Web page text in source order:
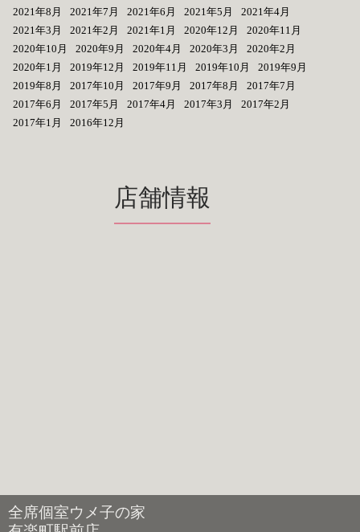
2021年8月 2021年7月 2021年6月 2021年5月
2021年4月
2021年3月
2021年2月 2021年1月 2020年12月
2020年11月
2020年10月
2020年9月 2020年4月 2020年3月
2020年2月
2020年1月
2019年12月 2019年11月 2019年10月
2019年9月
2019年8月
2017年10月 2017年9月 2017年8月
2017年7月
2017年6月
2017年5月 2017年4月 2017年3月
2017年2月
2017年1月
2016年12月
店舗情報
全席個室ウメ子の家